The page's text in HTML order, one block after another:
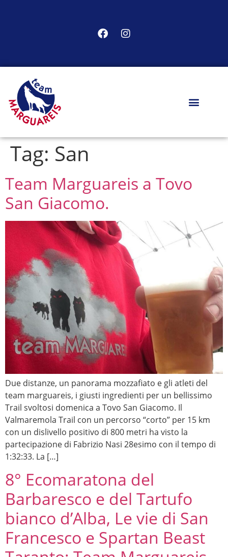
Tag: San
Team Marguareis a Tovo
San Giacomo.
Due distanze, un panorama mozzafiato e gli atleti del
team marguareis, i giusti ingredienti per un bellissimo
Trail svoltosi domenica a Tovo San Giacomo. Il
Valmaremola Trail con un percorso “corto” per 15 km
con un dislivello positivo di 800 metri ha visto la
partecipazione di Fabrizio Nasi 28esimo con il tempo di
1:32:33. La […]
8° Ecomaratona del
Barbaresco e del Tartufo
bianco d’Alba, Le vie di San
Francesco e Spartan Beast